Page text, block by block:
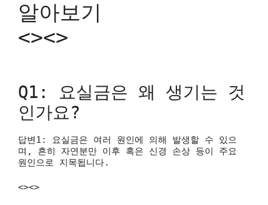
알아보기
<><>
Q1: 요실금은 왜 생기는 것
인가요?
답변1: 요실금은 여러 원인에 의해 발생할 수 있으
며, 흔히 자연분만 이후 혹은 신경 손상 등이 주요
원인으로 지목됩니다.
<><>